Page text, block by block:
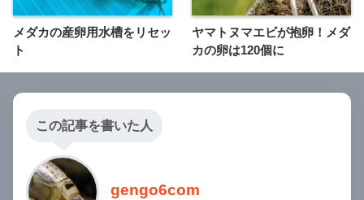
メダカの産卵用水槽をリセッ
ト
ヤマトヌマエビが抱卵！メダ
カの卵は120個に
この記事を書いた人
gengo6com